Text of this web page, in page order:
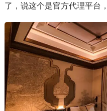
了，说这个是官方代理平台